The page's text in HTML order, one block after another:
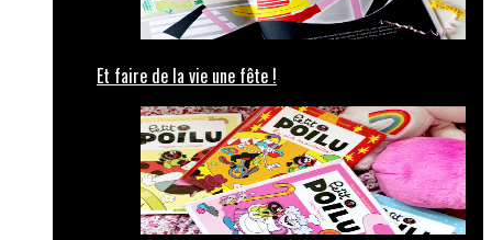
Et faire de la vie une fête !